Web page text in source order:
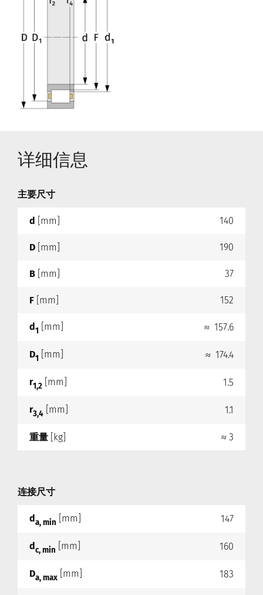
详细信息
主要尺寸
d [mm] 140
D [mm] 190
B [mm] 37
F [mm] 152
d1 [mm] ≈ 157.6
D1 [mm] ≈ 174.4
r1,2 [mm] 1.5
r3,4 [mm] 1.1
重量 [kg] ≈ 3
连接尺寸
da, min [mm] 147
dc, min [mm] 160
Da, max [mm] 183